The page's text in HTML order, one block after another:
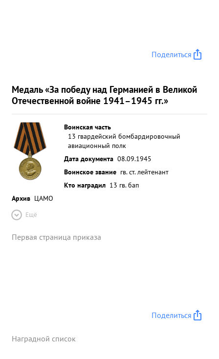
Поделиться
Медаль «За победу над Германией в Великой
Отечественной войне 1941–1945 гг.»
Воинская часть
13 гвардейский бомбардировочный
авиационный полк
Дата документа 08.09.1945
Воинское звание гв. ст. лейтенант
Кто наградил 13 гв. бап
Архив ЦАМО
Ещё
Первая страница приказа
Поделиться
Наградной список